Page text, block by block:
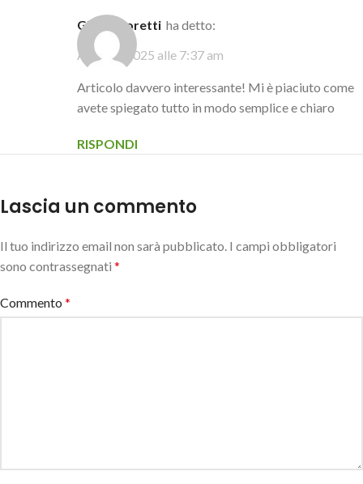
Giulia Moretti ha detto:
Aprile 4, 2025 alle 7:37 am
Articolo davvero interessante! Mi è piaciuto come
avete spiegato tutto in modo semplice e chiaro
RISPONDI
Lascia un commento
Il tuo indirizzo email non sarà pubblicato. I campi obbligatori
sono contrassegnati *
Commento *